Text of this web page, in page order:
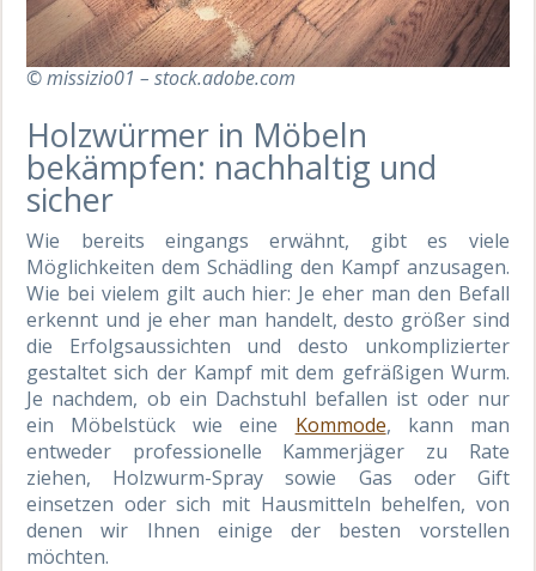
© missizio01 – stock.adobe.com
Holzwürmer in Möbeln
bekämpfen: nachhaltig und
sicher
Wie bereits eingangs erwähnt, gibt es viele
Möglichkeiten dem Schädling den Kampf anzusagen.
Wie bei vielem gilt auch hier: Je eher man den Befall
erkennt und je eher man handelt, desto größer sind
die Erfolgsaussichten und desto unkomplizierter
gestaltet sich der Kampf mit dem gefräßigen Wurm.
Je nachdem, ob ein Dachstuhl befallen ist oder nur
ein Möbelstück wie eine Kommode, kann man
entweder professionelle Kammerjäger zu Rate
ziehen, Holzwurm-Spray sowie Gas oder Gift
einsetzen oder sich mit Hausmitteln behelfen, von
denen wir Ihnen einige der besten vorstellen
möchten.